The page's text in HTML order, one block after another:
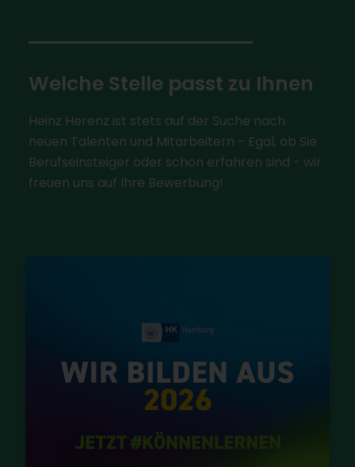
Welche Stelle passt zu Ihnen
Heinz Herenz ist stets auf der Suche nach
neuen Talenten und Mitarbeitern - Egal, ob Sie
Berufseinsteiger oder schon erfahren sind - wir
freuen uns auf Ihre Bewerbung!